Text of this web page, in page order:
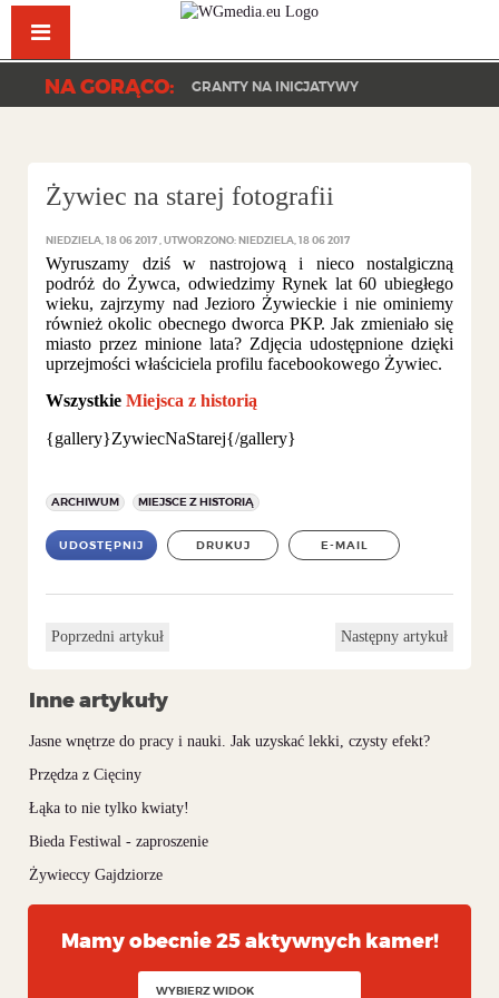
NA GORĄCO: GRANTY NA INICJATYWY
Żywiec na starej fotografii
NIEDZIELA, 18 06 2017 UTWORZONO: NIEDZIELA, 18 06 2017
Wyruszamy dziś w nastrojową i nieco nostalgiczną
podróż do Żywca, odwiedzimy Rynek lat 60 ubiegłego
wieku, zajrzymy nad Jezioro Żywieckie i nie ominiemy
również okolic obecnego dworca PKP. Jak zmieniało się
miasto przez minione lata? Zdjęcia udostępnione dzięki
uprzejmości właściciela profilu facebookowego Żywiec.
Wszystkie Miejsca z historią
{gallery}ZywiecNaStarej{/gallery}
ARCHIWUM MIEJSCE Z HISTORIĄ
UDOSTĘPNIJ DRUKUJ E-MAIL
Poprzedni artykuł Następny artykuł
Inne artykuły
Jasne wnętrze do pracy i nauki. Jak uzyskać lekki, czysty efekt?
Przędza z Cięciny
Łąka to nie tylko kwiaty!
Bieda Festiwal - zaproszenie
Żywieccy Gajdziorze
Mamy obecnie 25 aktywnych kamer!